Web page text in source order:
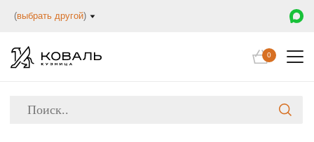
(выбрать другой)
0